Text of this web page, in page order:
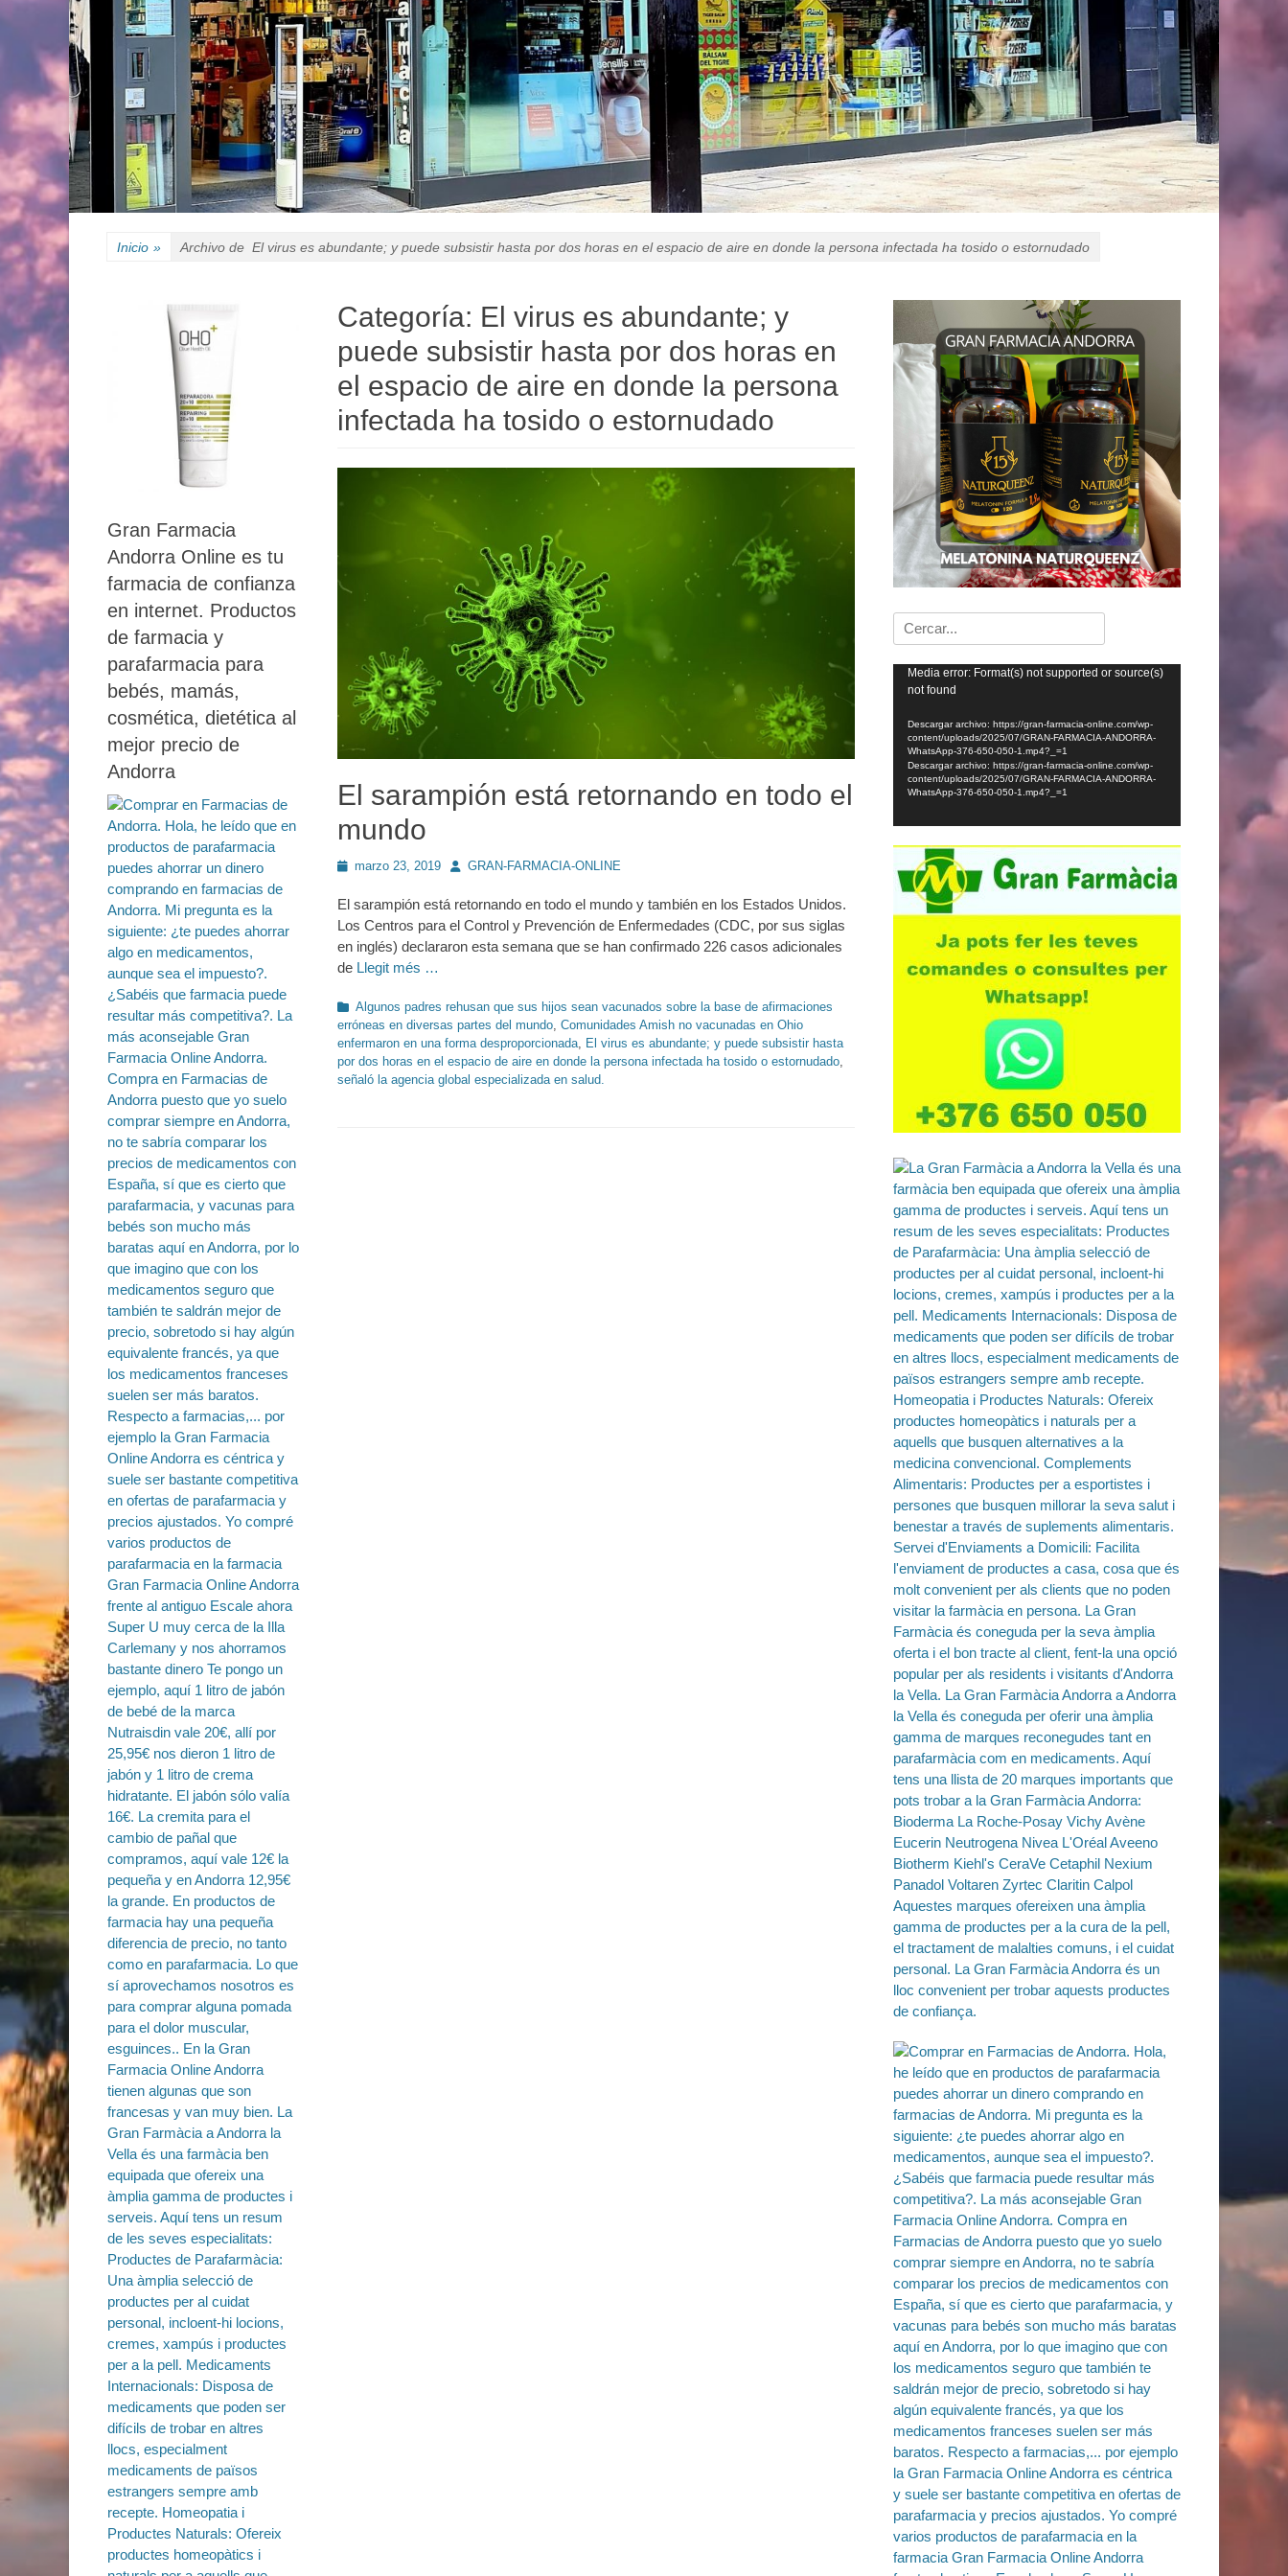
Inicio » Archivo de El virus es abundante; y puede subsistir hasta por dos horas en el espacio de aire en donde la persona infectada ha tosido o estornudado
Categoría: El virus es abundante; y
puede subsistir hasta por dos horas en
el espacio de aire en donde la persona
infectada ha tosido o estornudado
El sarampión está retornando en todo el
mundo
Publicado
marzo 23, 2019 AutorGRAN-FARMACIA-ONLINE
El sarampión está retornando en todo el mundo y también en los Estados Unidos.
Los Centros para el Control y Prevención de Enfermedades (CDC, por sus siglas
en inglés) declararon esta semana que se han confirmado 226 casos adicionales
de Llegit més …
Categorías
Algunos padres rehusan que sus hijos sean vacunados sobre la base de afirmaciones
erróneas en diversas partes del mundo, Comunidades Amish no vacunadas en Ohio
enfermaron en una forma desproporcionada, El virus es abundante; y puede subsistir hasta
por dos horas en el espacio de aire en donde la persona infectada ha tosido o estornudado,
señaló la agencia global especializada en salud.
Buscar:
Reproductor
Media error: Format(s) not supported or source(s)
not found
Descargar archivo: https://gran-farmacia-online.com/wp-
content/uploads/2025/07/GRAN-FARMACIA-ANDORRA-
WhatsApp-376-650-050-1.mp4?_=1
Descargar archivo: https://gran-farmacia-online.com/wp-
content/uploads/2025/07/GRAN-FARMACIA-ANDORRA-
WhatsApp-376-650-050-1.mp4?_=1
Gran Farmacia
Andorra Online es tu
farmacia de confianza
en internet. Productos
de farmacia y
parafarmacia para
bebés, mamás,
cosmética, dietética al
mejor precio de
Andorra